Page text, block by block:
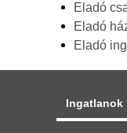
Eladó
Eladó
Eladó
Ingatlanok